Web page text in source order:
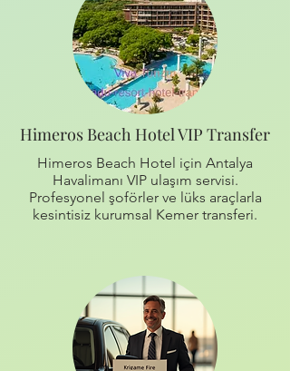
Himeros Beach Hotel VIP Transfer
Himeros Beach Hotel için Antalya
Havalimanı VIP ulaşım servisi.
Profesyonel şoförler ve lüks araçlarla
kesintisiz kurumsal Kemer transferi.